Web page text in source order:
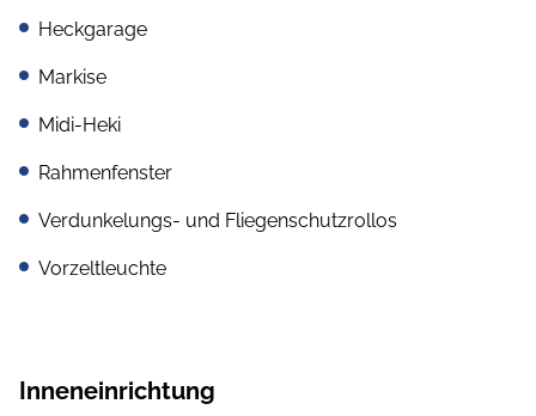
Heckgarage
Markise
Midi-Heki
Rahmenfenster
Verdunkelungs- und Fliegenschutzrollos
Vorzeltleuchte
Inneneinrichtung